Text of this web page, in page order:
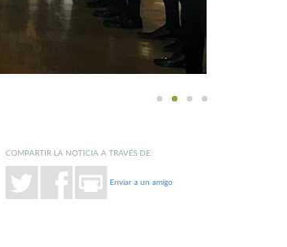
1 2 3 4
COMPARTIR LA NOTICIA A TRAVÉS DE:
Enviar a un amigo